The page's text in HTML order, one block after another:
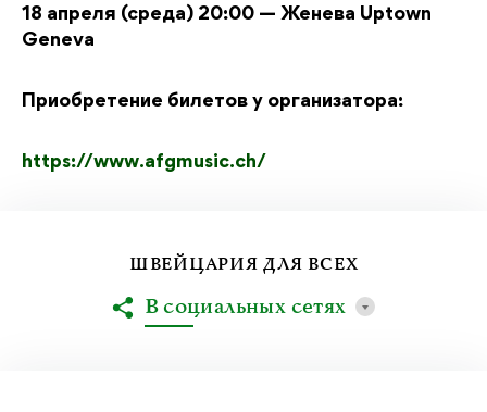
18 апреля (среда) 20:00 — Женева Uptown
Geneva
Приобретение билетов у организатора:
https://www.afgmusic.ch/
ШВЕЙЦАРИЯ ДЛЯ ВСЕХ
В социальных сетях